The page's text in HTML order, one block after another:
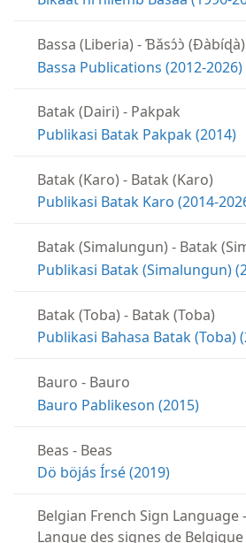
Bassa (Liberia) -Ɓǎsɔ́ɔ̀ (Ɖàbíɖà)
Bassa Publications (2012-2026)
Batak (Dairi) - Pakpak
Publikasi Batak Pakpak (2014)
Batak (Karo) - Batak (Karo)
Publikasi Batak Karo (2014-
Batak (Simalungun) - Batak
Publikasi Batak (Simalungun)
Batak (Toba) - Batak (Toba)
Publikasi Bahasa Batak (Toba)
Bauro - Bauro
Bauro Pablikeson (2015)
Beas - Beas
Dö böjás Írsé (2019)
Belgian French Sign Language-
Langue des signes de